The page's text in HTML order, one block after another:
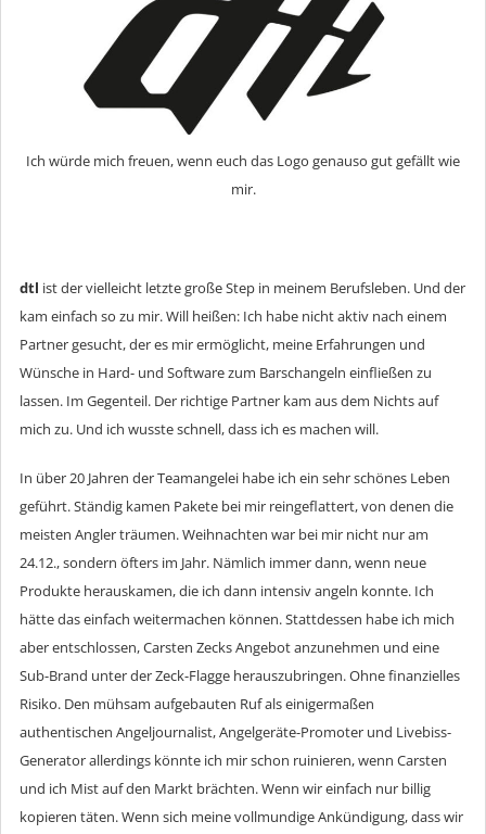
Ich würde mich freuen, wenn euch das Logo genauso gut gefällt wie
mir.
dtl ist der vielleicht letzte große Step in meinem Berufsleben. Und der
kam einfach so zu mir. Will heißen: Ich habe nicht aktiv nach einem
Partner gesucht, der es mir ermöglicht, meine Erfahrungen und
Wünsche in Hard- und Software zum Barschangeln einfließen zu
lassen. Im Gegenteil. Der richtige Partner kam aus dem Nichts auf
mich zu. Und ich wusste schnell, dass ich es machen will.
In über 20 Jahren der Teamangelei habe ich ein sehr schönes Leben
geführt. Ständig kamen Pakete bei mir reingeflattert, von denen die
meisten Angler träumen. Weihnachten war bei mir nicht nur am
24.12., sondern öfters im Jahr. Nämlich immer dann, wenn neue
Produkte herauskamen, die ich dann intensiv angeln konnte. Ich
hätte das einfach weitermachen können. Stattdessen habe ich mich
aber entschlossen, Carsten Zecks Angebot anzunehmen und eine
Sub-Brand unter der Zeck-Flagge herauszubringen. Ohne finanzielles
Risiko. Den mühsam aufgebauten Ruf als einigermaßen
authentischen Angeljournalist, Angelgeräte-Promoter und Livebiss-
Generator allerdings könnte ich mir schon ruinieren, wenn Carsten
und ich Mist auf den Markt brächten. Wenn wir einfach nur billig
kopieren täten. Wenn sich meine vollmundige Ankündigung, dass wir